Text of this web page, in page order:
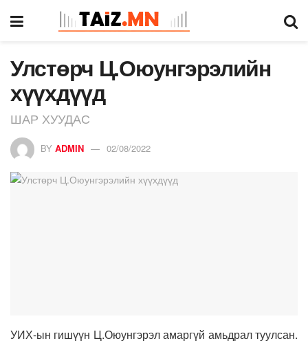
Улстөрч Ц.Оюунгэрэлийн
хүүхдүүд
ШАР ХУУДАС
BY ADMIN 02/08/2022
УИХ-ын гишүүн Ц.Оюунгэрэл амаргүй амьдрал туулсан.